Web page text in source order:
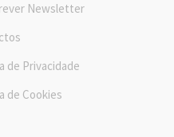
Newsletter
de Privacidade
de Cookies